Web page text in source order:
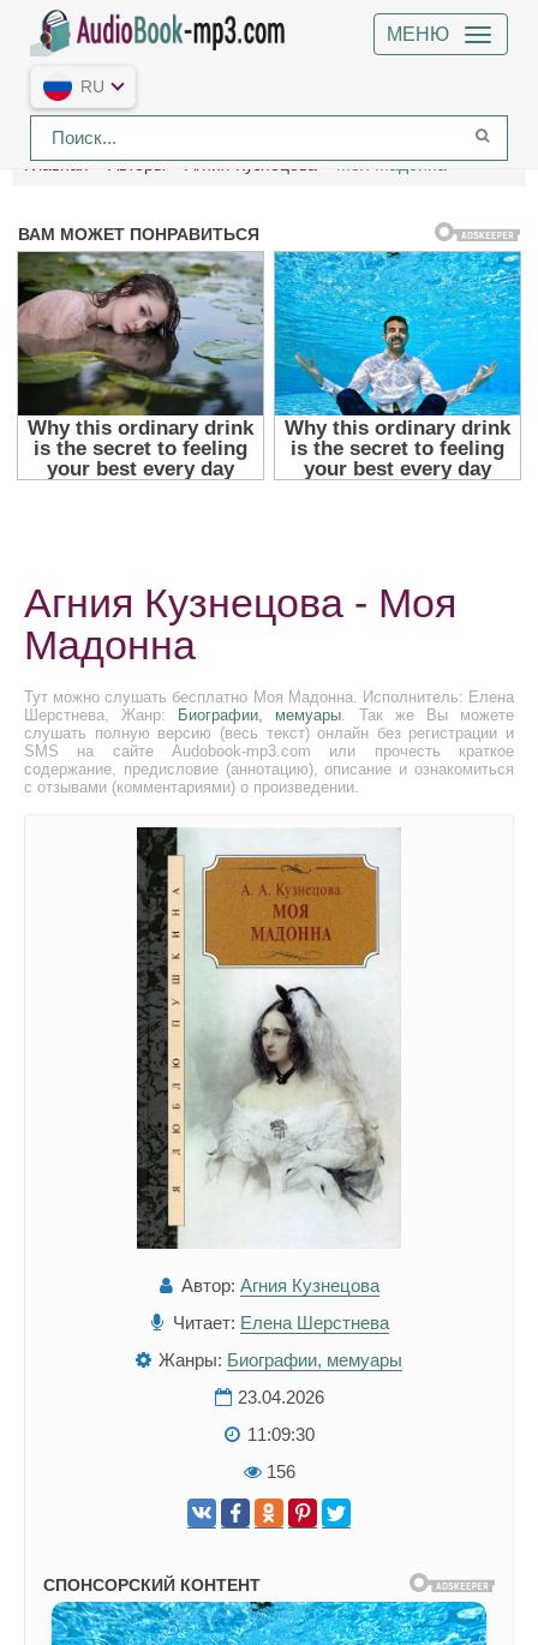
МЕНЮ
RU
Главная Авторы Агния Кузнецова Моя Мадонна
Агния Кузнецова - Моя
Мадонна
Тут можно слушать бесплатно Моя Мадонна. Исполнитель: Елена
Шерстнева, Жанр:
Биографии, мемуары. Так же Вы можете
слушать полную версию (весь текст) онлайн без регистрации и
SMS на сайте Audobook-mp3.com или прочесть краткое
содержание, предисловие (аннотацию), описание и ознакомиться
с отзывами (комментариями) о произведении.
Автор: Агния Кузнецова
Читает: Елена Шерстнева
Жанры: Биографии, мемуары
23.04.2026
11:09:30
156